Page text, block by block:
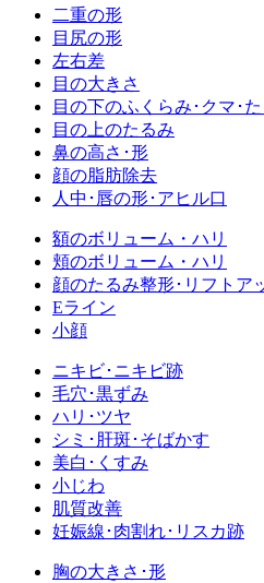
二重の形
目尻の形
左右差
目の大きさ
目の下のふくらみ･クマ･
目の上のたるみ
鼻の高さ･形
顔の脂肪除去
人中･唇の形･アヒル口
額のボリューム・ハリ
頬のボリューム・ハリ
顔のたるみ整形･リフトア
Eライン
小顔
ニキビ･ニキビ跡
毛穴･黒ずみ
ハリ･ツヤ
シミ･肝斑･そばかす
美白･くすみ
小じわ
肌質改善
妊娠線･肉割れ･リスカ跡
胸の大きさ･形